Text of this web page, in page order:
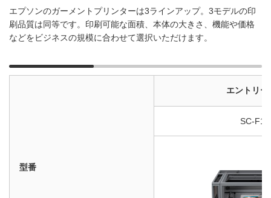
エプソンのガーメントプリンターは3ラインアップ。3モデルの印
刷品質は同等です。印刷可能な面積、本体の大きさ、機能や価格
などをビジネスの規模に合わせて選択いただけます。
型番
エントリー
SC-